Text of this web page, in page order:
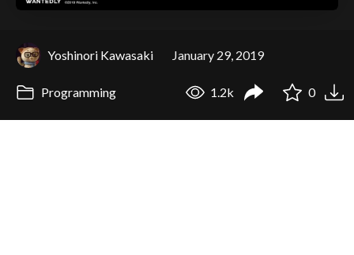
Yoshinori Kawasaki January 29, 2019
Programming 1.2k 0